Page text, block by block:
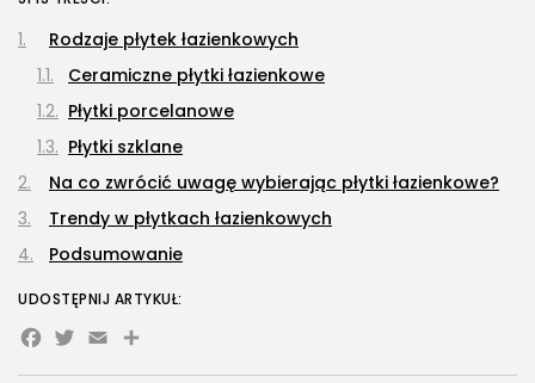
Rodzaje płytek łazienkowych
Ceramiczne płytki łazienkowe
Płytki porcelanowe
Płytki szklane
Na co zwrócić uwagę wybierając płytki łazienkowe?
Trendy w płytkach łazienkowych
Podsumowanie
UDOSTĘPNIJ ARTYKUŁ:
Facebook
Twitter
EmailShare